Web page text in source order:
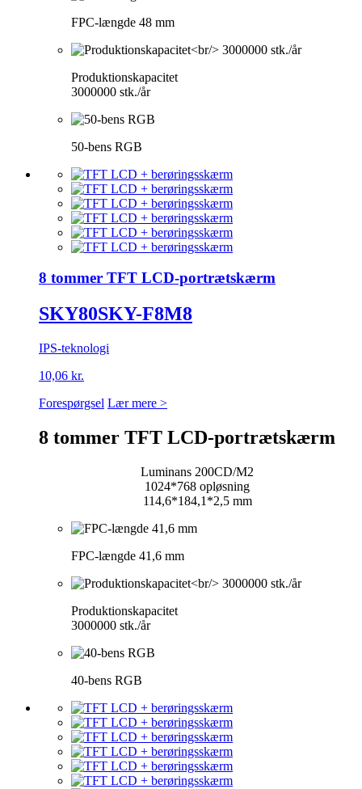
FPC-længde 48 mm
Produktionskapacitet
3000000 stk./år
50-bens RGB
8 tommer TFT LCD-portrætskærm
SKY80SKY-F8M8
IPS-teknologi
10,06 kr.
Forespørgsel Lær mere >
8 tommer TFT LCD-portrætskærm
Luminans 200CD/M2
1024*768 opløsning
114,6*184,1*2,5 mm
FPC-længde 41,6 mm
Produktionskapacitet
3000000 stk./år
40-bens RGB